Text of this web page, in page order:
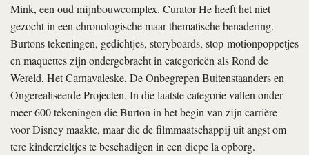
Mink, een oud mijnbouwcomplex. Curator He heeft het niet
gezocht in een chronologische maar thematische benadering.
Burtons tekeningen, gedichtjes, storyboards, stop-motionpoppetjes
en maquettes zijn ondergebracht in categorieën als Rond de
Wereld, Het Carnavaleske, De Onbegrepen Buitenstaanders en
Ongerealiseerde Projecten. In die laatste categorie vallen onder
meer 600 tekeningen die Burton in het begin van zijn carrière
voor Disney maakte, maar die de filmmaatschappij uit angst om
tere kinderzieltjes te beschadigen in een diepe la opborg.